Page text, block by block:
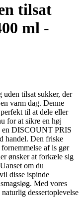
tilsat
ml -
tilsat sukker, der
varm dag. Denne
til at dele eller
for at sikre en høj
en DISCOUNT PRIS
handel. Den friske
af is gør
ønsker at forkæle sig
om du
disse ispinde
Med vores
dessertoplevelse